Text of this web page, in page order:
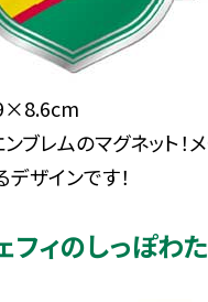
ブレムのマグネット！
ザインです！
ェフィのしっぽ